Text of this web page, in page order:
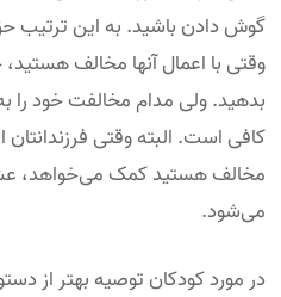
گوش دادن باشید. به این ترتیب
وقتی با اعمال آنها مخالف
بدهید. ولی مدام مخالفت خود را
کافی است. البته وقتی فرزندانتان
مخالف هستید کمک می‌خواهد،
می‌شود.
در مورد کودکان توصیه بهتر از